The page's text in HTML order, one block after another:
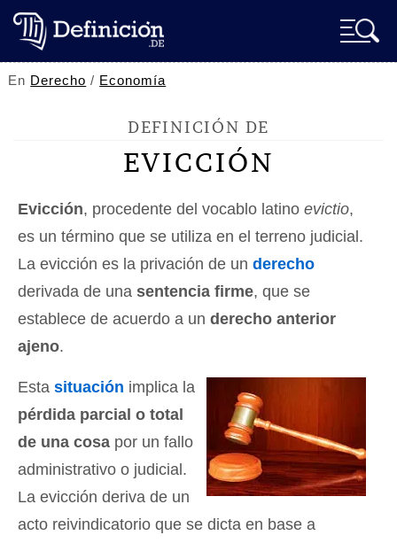
En Derecho / Economía
DEFINICIÓN DE
EVICCIÓN
Evicción, procedente del vocablo latino evictio,
es un término que se utiliza en el terreno judicial.
La evicción es la privación de un derecho
derivada de una sentencia firme, que se
establece de acuerdo a un derecho anterior
ajeno.
Esta situación implica la
pérdida parcial o total
de una cosa por un fallo
administrativo o judicial.
La evicción deriva de un
acto reivindicatorio que se dicta en base a